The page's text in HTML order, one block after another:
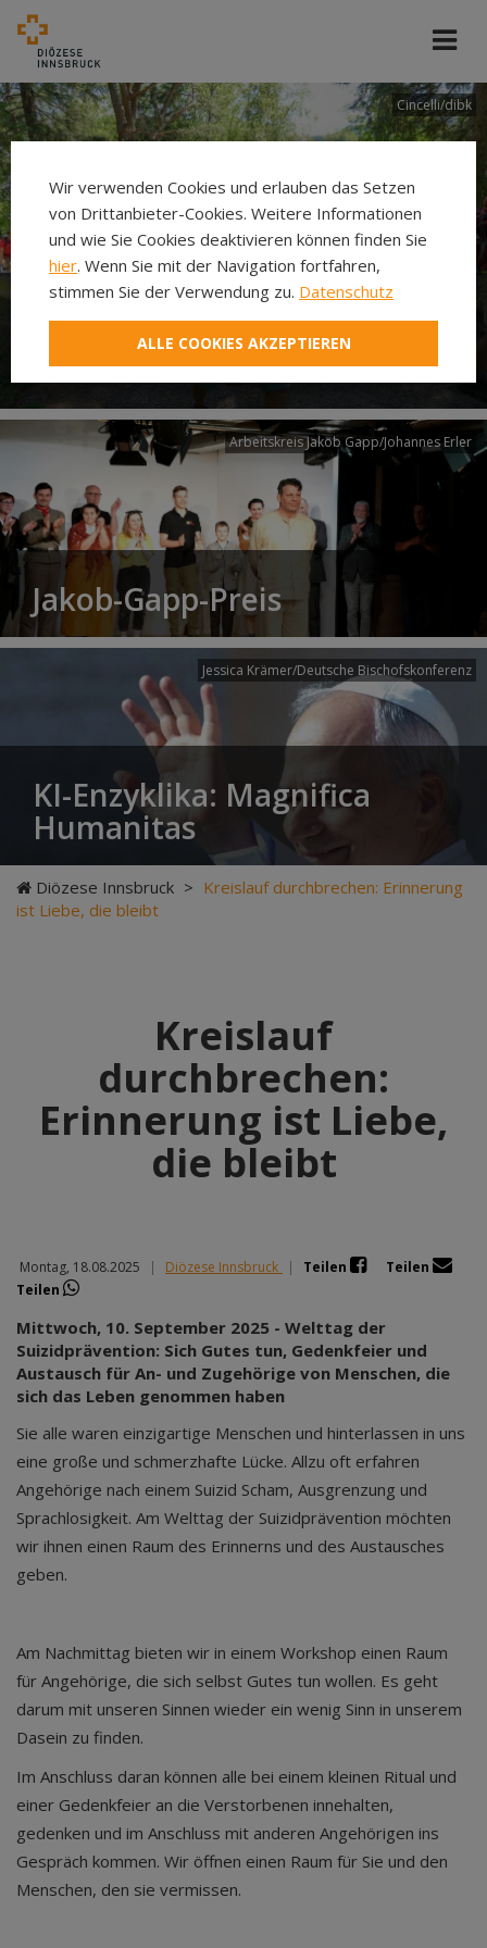
Cincelli/dibk
Neuer Pilgerweg Via
Laudato si’
Arbeitskreis Jakob Gapp/Johannes Erler
Jakob-Gapp-Preis
Jessica Krämer/Deutsche Bischofskonferenz
KI-Enzyklika: Magnifica
Humanitas
Diözese Innsbruck > Kreislauf durchbrechen: Erinnerung
ist Liebe, die bleibt
Kreislauf
durchbrechen:
Erinnerung ist Liebe,
die bleibt
Montag, 18.08.2025 | Diözese Innsbruck | Teilen
Teilen
Teilen
Mittwoch, 10. September 2025 - Welttag der
Suizidprävention: Sich Gutes tun, Gedenkfeier und
Austausch für An- und Zugehörige von Menschen, die
sich das Leben genommen haben
Sie alle waren einzigartige Menschen und hinterlassen in uns
eine große und schmerzhafte Lücke. Allzu oft erfahren
Angehörige nach einem Suizid Scham, Ausgrenzung und
Sprachlosigkeit. Am Welttag der Suizidprävention möchten
wir ihnen einen Raum des Erinnerns und des Austausches
geben.
Am Nachmittag bieten wir in einem Workshop einen Raum
für Angehörige, die sich selbst Gutes tun wollen. Es geht
darum mit unseren Sinnen wieder ein wenig Sinn in unserem
Dasein zu finden.
Im Anschluss daran können alle bei einem kleinen Ritual und
einer Gedenkfeier an die Verstorbenen innehalten,
gedenken und im Anschluss mit anderen Angehörigen ins
Gespräch kommen. Wir öffnen einen Raum für Sie und den
Menschen, den sie vermissen.
Wir verwenden Cookies und erlauben das Setzen
von Drittanbieter-Cookies. Weitere Informationen
und wie Sie Cookies deaktivieren können finden Sie
hier. Wenn Sie mit der Navigation fortfahren,
stimmen Sie der Verwendung zu. Datenschutz
ALLE COOKIES AKZEPTIEREN